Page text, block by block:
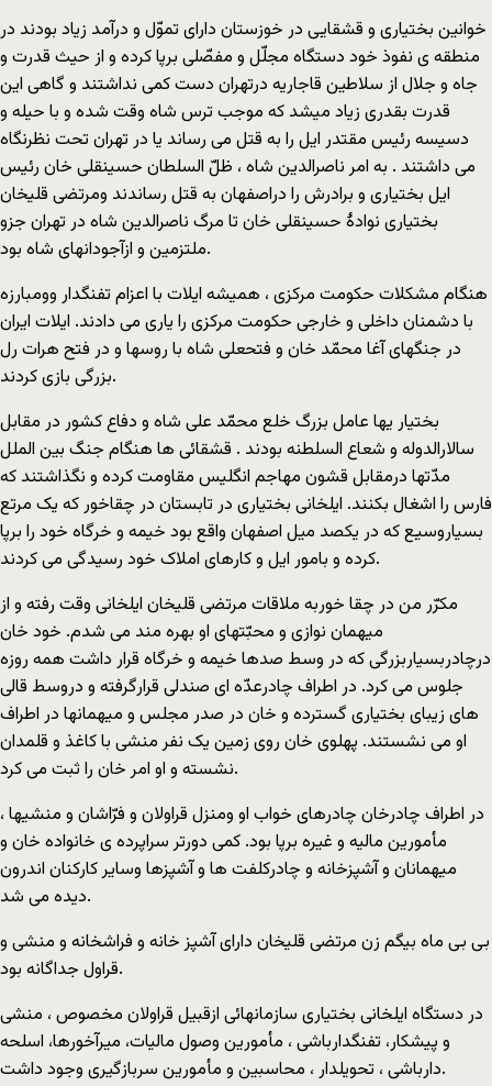
خوانین بختیاری و قشقایی در خوزستان دارای تموّل و درآمد زیاد بودند در
منطقه ی نفوذ خود دستگاه مجلّل و مفصّلی برپا کرده و از حیث قدرت و
جاه و جلال از سلاطین قاجاریه درتهران دست کمی نداشتند و گاهی این
قدرت بقدری زیاد میشد که موجب ترس شاه وقت شده و با حیله و
دسیسه رئیس مقتدر ایل را به قتل می رساند یا در تهران تحت نظرنگاه
می داشتند . به امر ناصرالدین شاه ، ظلّ السلطان حسینقلی خان رئیس
ایل بختیاری و برادرش را دراصفهان به قتل رساندند ومرتضی قلیخان
بختیاری نوادۀ حسینقلی خان تا مرگ ناصرالدین شاه در تهران جزو
ملتزمین و ازآجودانهای شاه بود.
هنگام مشکلات حکومت مرکزی ، همیشه ایلات با اعزام تفنگدار وومبارزه
با دشمنان داخلی و خارجی حکومت مرکزی را یاری می دادند. ایلات ایران
در جنگهای آغا محمّد خان و فتحعلی شاه با روسها و در فتح هرات رل
بزرگی بازی کردند.
بختیار یها عامل بزرگ خلع محمّد علی شاه و دفاع کشور در مقابل
سالارالدوله و شعاع السلطنه بودند . قشقائی ها هنگام جنگ بین الملل
مدّتها درمقابل قشون مهاجم انگلیس مقاومت کرده و نگذاشتند که
فارس را اشغال بکنند. ایلخانی بختیاری در تابستان در چقاخور که یک مرتع
بسیاروسیع که در یکصد میل اصفهان واقع بود خیمه و خرگاه خود را برپا
کرده و بامور ایل و کارهای املاک خود رسیدگی می کردند.
مکرّر من در چقا خوربه ملاقات مرتضی قلیخان ایلخانی وقت رفته و از
میهمان نوازی و محبّتهای او بهره مند می شدم. خود خان
درچادربسیاربزرگی که در وسط صدها خیمه و خرگاه قرار داشت همه روزه
جلوس می کرد. در اطراف چادرعدّه ای صندلی قرارگرفته و دروسط قالی
های زیبای بختیاری گسترده و خان در صدر مجلس و میهمانها در اطراف
او می نشستند. پهلوی خان روی زمین یک نفر منشی با کاغذ و قلمدان
نشسته و او امر خان را ثبت می کرد.
در اطراف چادرخان چادرهای خواب او ومنزل قراولان و فرّاشان و منشیها ،
مأمورین مالیه و غیره برپا بود. کمی دورتر سراپرده ی خانواده خان و
میهمانان و آشپزخانه و چادرکلفت ها و آشپزها وسایر کارکنان اندرون
دیده می شد.
بی بی ماه بیگم زن مرتضی قلیخان دارای آشپز خانه و فراشخانه و منشی و
قراول جداگانه بود.
در دستگاه ایلخانی بختیاری سازمانهائی ازقبیل قراولان مخصوص ، منشی
و پیشکار، تفنگدارباشی ، مأمورین وصول مالیات، میرآخورها، اسلحه
دارباشی ، تحویلدار ، محاسبین و مأمورین سربازگیری وجود داشت.